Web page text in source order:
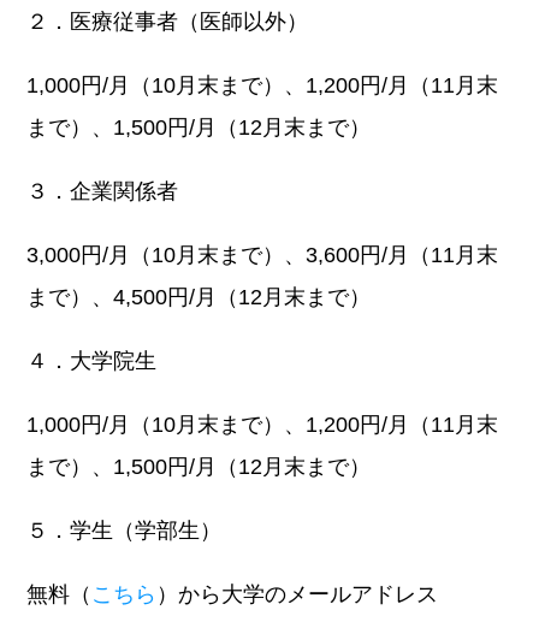
２．医療従事者（医師以外）
1,000円/月（10月末まで）、1,200円/月（11月末
まで）、1,500円/月（12月末まで）
３．企業関係者
3,000円/月（10月末まで）、3,600円/月（11月末
まで）、4,500円/月（12月末まで）
４．大学院生
1,000円/月（10月末まで）、1,200円/月（11月末
まで）、1,500円/月（12月末まで）
５．学生（学部生）
無料（ こちら ）から大学のメールアドレス